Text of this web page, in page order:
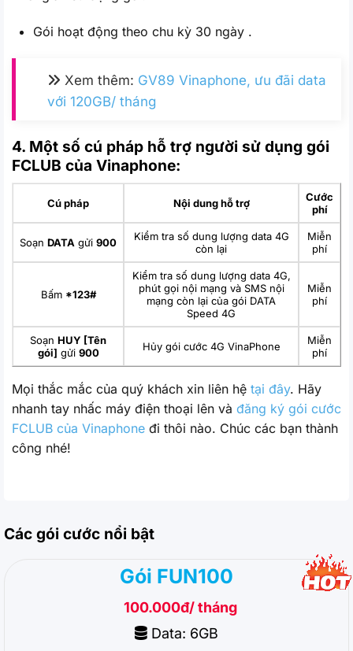
Gói hoạt động theo chu kỳ 30 ngày .
Xem thêm: GV89 Vinaphone, ưu đãi data
với 120GB/ tháng
4. Một số cú pháp hỗ trợ người sử dụng gói
FCLUB của Vinaphone:
Cú pháp Nội dung hỗ trợ
Cước
phí
Soạn DATA gửi 900
Kiểm tra số dung lượng data 4G
còn lại
Miễn
phí
Bấm *123#
Kiểm tra số dung lượng data 4G,
phút gọi nội mạng và SMS nội
mạng còn lại của gói DATA
Speed 4G
Miễn
phí
Soạn HUY [Tên
gói] gửi 900 Hủy gói cước 4G VinaPhone
Miễn
phí
Mọi thắc mắc của quý khách xin liên hệ tại đây. Hãy
nhanh tay nhấc máy điện thoại lên và đăng ký gói cước
FCLUB của Vinaphone đi thôi nào. Chúc các bạn thành
công nhé!
Các gói cước nổi bật
Gói FUN100
100.000đ/ tháng
Data: 6GB